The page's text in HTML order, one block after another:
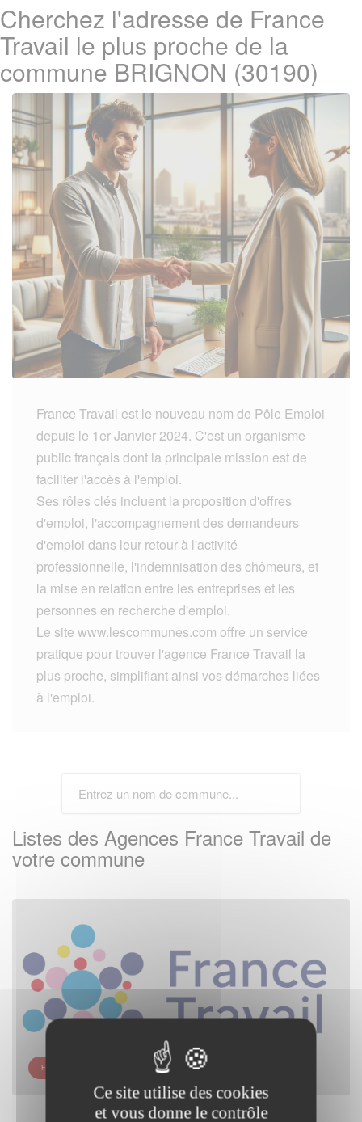
Cherchez l'adresse de France
Travail le plus proche de la
commune BRIGNON (30190)
France Travail est le nouveau nom de Pôle Emploi
depuis le 1er Janvier 2024. C'est un organisme
public français dont la principale mission est de
faciliter l'accès à l'emploi.
Ses rôles clés incluent la proposition d'offres
d'emploi, l'accompagnement des demandeurs
d'emploi dans leur retour à l'activité
professionnelle, l'indemnisation des chômeurs, et
la mise en relation entre les entreprises et les
personnes en recherche d'emploi.
Le site www.lescommunes.com offre un service
pratique pour trouver l'agence France Travail la
plus proche, simplifiant ainsi vos démarches liées
à l'emploi.
Listes des Agences France Travail de
votre commune
FRANCE TRAVAIL - ALÈS - GARDON
Ce site utilise des cookies
et vous donne le contrôle